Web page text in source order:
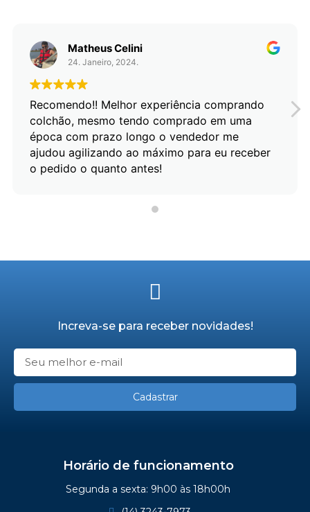
Matheus Celini
24. Janeiro, 2024.
Recomendo!! Melhor experiência comprando
colchão, mesmo tendo comprado em uma
época com prazo longo o vendedor me
ajudou agilizando ao máximo para eu receber
o pedido o quanto antes!
Increva-se para receber novidades!
Cadastrar
Horário de funcionamento
Segunda a sexta: 9h00 às 18h00h